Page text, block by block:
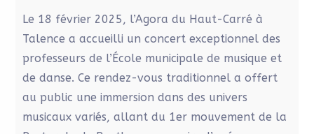
Le 18 février 2025, l’Agora du Haut-Carré à
Talence a accueilli un concert exceptionnel des
professeurs de l’École municipale de musique et
de danse. Ce rendez-vous traditionnel a offert
au public une immersion dans des univers
musicaux variés, allant du 1er mouvement de la